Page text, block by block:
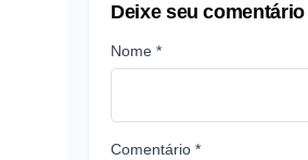
Deixe seu comentário
Nome *
Comentário *